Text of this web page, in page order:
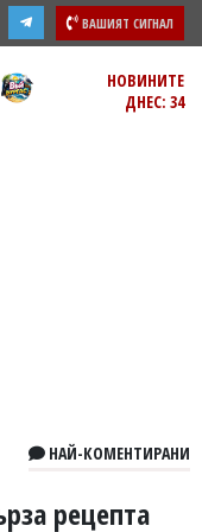
ВАШИЯТ СИГНАЛ
НОВИНИТЕ
ДНЕС: 34
НАЙ-КОМЕНТИРАНИ
рецепта